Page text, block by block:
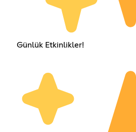
Günlük Etkinlikler!